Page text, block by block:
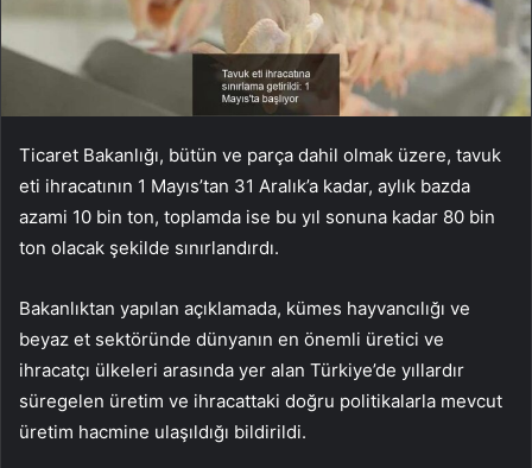
Ticaret Bakanlığı, bütün ve parça dahil olmak üzere, tavuk
eti ihracatının 1 Mayıs’tan 31 Aralık’a kadar, aylık bazda
azami 10 bin ton, toplamda ise bu yıl sonuna kadar 80 bin
ton olacak şekilde sınırlandırdı.
Bakanlıktan yapılan açıklamada, kümes hayvancılığı ve
beyaz et sektöründe dünyanın en önemli üretici ve
ihracatçı ülkeleri arasında yer alan Türkiye’de yıllardır
süregelen üretim ve ihracattaki doğru politikalarla mevcut
üretim hacmine ulaşıldığı bildirildi.